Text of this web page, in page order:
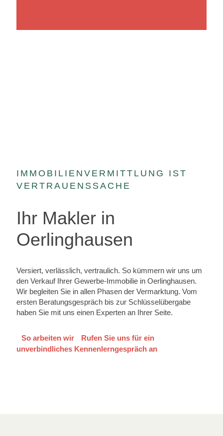
IMMOBILIENVERMITTLUNG IST
VERTRAUENSSACHE
Ihr Makler in
Oerlinghausen
Versiert, verlässlich, vertraulich. So kümmern wir uns um
den Verkauf Ihrer Gewerbe-Immobilie in Oerlinghausen.
Wir begleiten Sie in allen Phasen der Vermarktung. Vom
ersten Beratungsgespräch bis zur Schlüsselübergabe
haben Sie mit uns einen Experten an Ihrer Seite.
So arbeiten wir
Rufen Sie uns für ein
unverbindliches Kennenlerngespräch an